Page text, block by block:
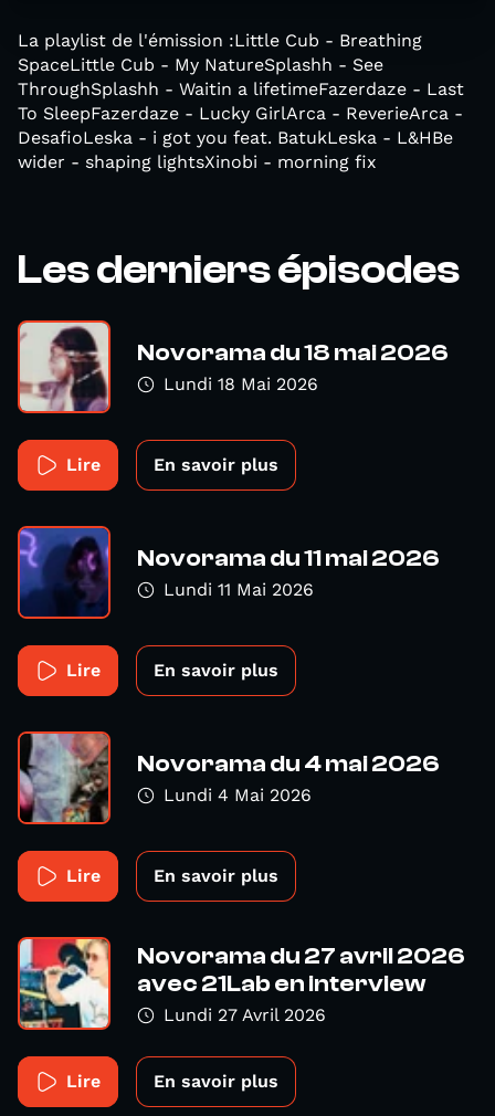
La playlist de l'émission :Little Cub - Breathing
SpaceLittle Cub - My NatureSplashh - See
ThroughSplashh - Waitin a lifetimeFazerdaze - Last
To SleepFazerdaze - Lucky GirlArca - ReverieArca -
DesafioLeska - i got you feat. BatukLeska - L&HBe
wider - shaping lightsXinobi - morning fix
Les derniers épisodes
Novorama du 18 mai 2026
Lundi 18 Mai 2026
Lire En savoir plus
Novorama du 11 mai 2026
Lundi 11 Mai 2026
Lire En savoir plus
Novorama du 4 mai 2026
Lundi 4 Mai 2026
Lire En savoir plus
Novorama du 27 avril 2026
avec 21Lab en interview
Lundi 27 Avril 2026
Lire En savoir plus